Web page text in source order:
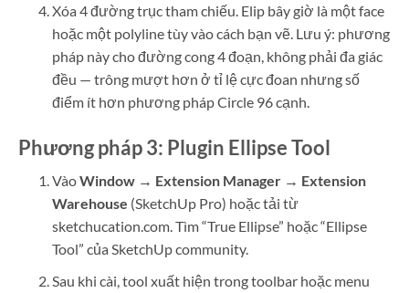
Xóa 4 đường trục tham chiếu. Elip bây giờ là một face
hoặc một polyline tùy vào cách bạn vẽ. Lưu ý: phương
pháp này cho đường cong 4 đoạn, không phải đa giác
đều — trông mượt hơn ở tỉ lệ cực đoan nhưng số
điểm ít hơn phương pháp Circle 96 cạnh.
Phương pháp 3: Plugin Ellipse Tool
VàoWindow → Extension Manager → Extension
Warehouse (SketchUp Pro) hoặc tải từ
sketchucation.com. Tìm “True Ellipse” hoặc “Ellipse
Tool” của SketchUp community.
Sau khi cài, tool xuất hiện trong toolbar hoặc menu